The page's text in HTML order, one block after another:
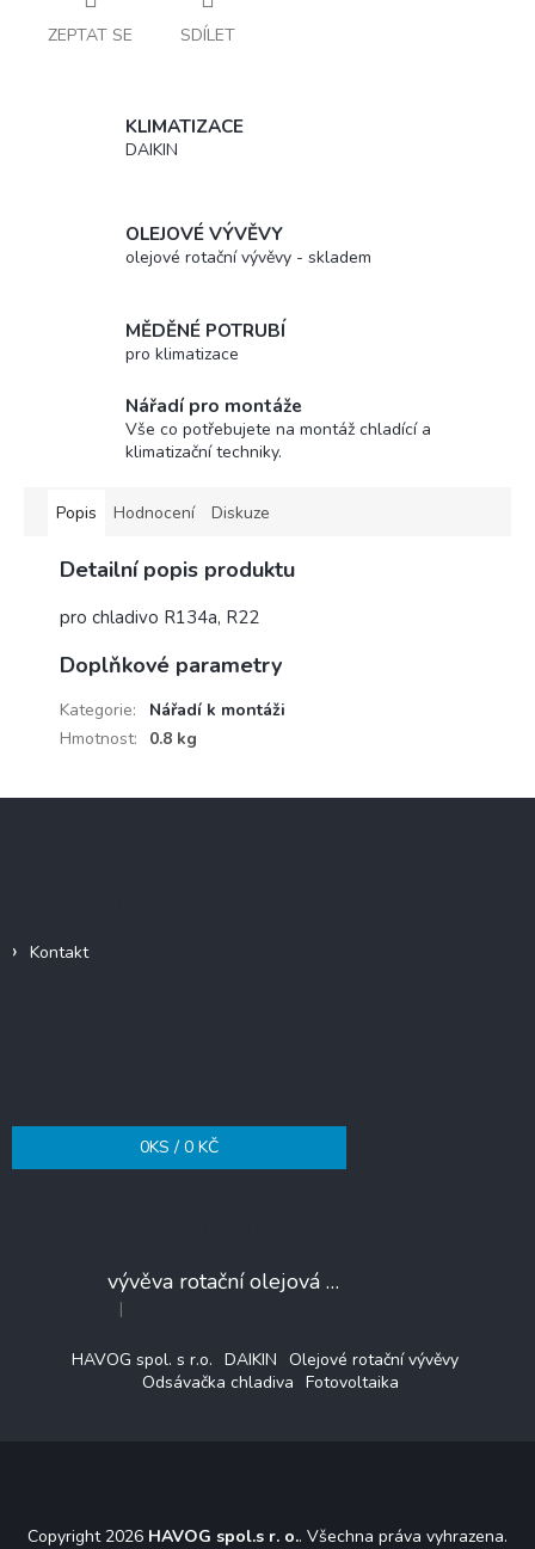
ZEPTAT SE SDÍLET
KLIMATIZACE
DAIKIN
OLEJOVÉ VÝVĚVY
olejové rotační vývěvy - skladem
MĚDĚNÉ POTRUBÍ
pro klimatizace
Nářadí pro montáže
Vše co potřebujete na montáž chladící a
klimatizační techniky.
Popis Hodnocení Diskuze
Detailní popis produktu
pro chladivo R134a, R22
Doplňkové parametry
Kategorie:
Nářadí k montáži
Hmotnost: 0.8 kg
Kontakt
0KS / 0 KČ
vývěva rotační olejová VALUE VE225N
Hodnocení produktu je 3 z 5 hvězdiček.
|
HAVOG spol. s r.o. DAIKIN Olejové rotační vývěvy
Odsávačka chladiva Fotovoltaika
Copyright 2026 HAVOG spol.s r. o.. Všechna práva vyhrazena.